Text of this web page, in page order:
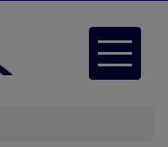
Toggle